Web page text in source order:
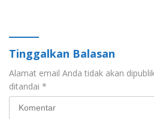
Tinggalkan Balasan
Alamat email Anda tidak akan
ditandai *